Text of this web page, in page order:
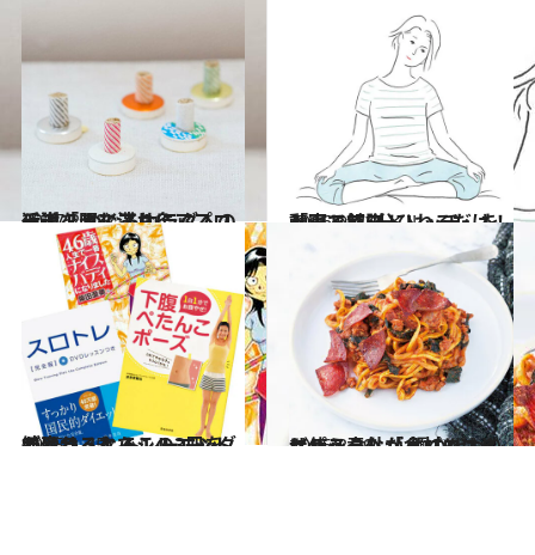
2017.2.18
代謝を阻む滞りにアプローチ！ めぐるカラダへの近道「セルフお灸」
ライフスタイル 2016.9.7
ベッドで5分ひねるだけ！ 「寝る前ストレッチ」を動画で解説
ライフスタイル
2015.1.25
続けることでシルエットが変わる！ トレーニングでやせるならこの3冊を
ライフスタイル 2016.3.29
ヘルシーな「ペパロニピザパスタ」が 麺の代わりに使う意外な食材とは？
グルメ